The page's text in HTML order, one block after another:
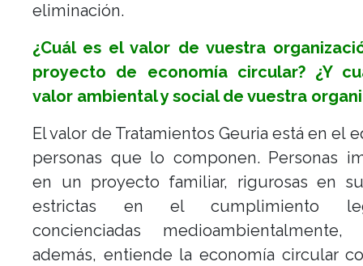
eliminación.
¿Cuál es el valor de vuestra
proyecto de economía circular? ¿Y
valor ambiental y social de vuestra
El valor de Tratamientos Geuria está en el
personas que lo componen. Personas
en un proyecto familiar, rigurosas en
estrictas en el cumplimiento
concienciadas
además, entiende la economía circular